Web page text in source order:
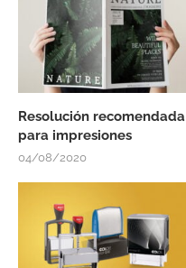
Resolución recomendada
para impresiones
04/08/2020